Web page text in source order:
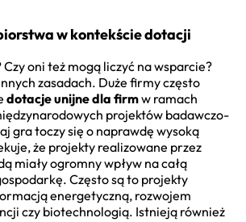
w kontekście dotacji
oni też mogą liczyć na wsparcie?
zasadach. Duże firmy często
dotacje unijne dla firmw ramach
projektów badawczo-
gra toczy się o naprawdę wysoką
że projekty realizowane przez
miały ogromny wpływ na całą
Często są to projekty
energetyczną, rozwojem
czy biotechnologią. Istnieją również